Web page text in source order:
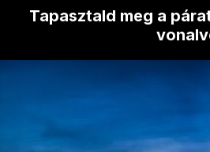
Tapasztald meg a